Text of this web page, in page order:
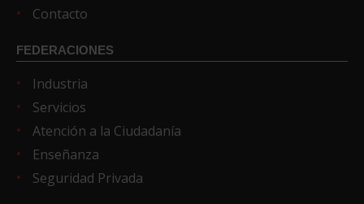
Contacto
FEDERACIONES
Industria
Servicios
Atención a la Ciudadanía
Enseñanza
Seguridad Privada